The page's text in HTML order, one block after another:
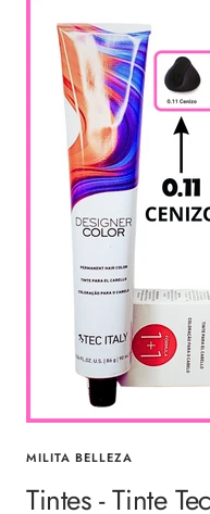
MILITA BELLEZA
Tintes - Tinte